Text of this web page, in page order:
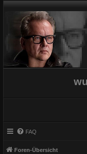
FAQ
Foren-Übersicht